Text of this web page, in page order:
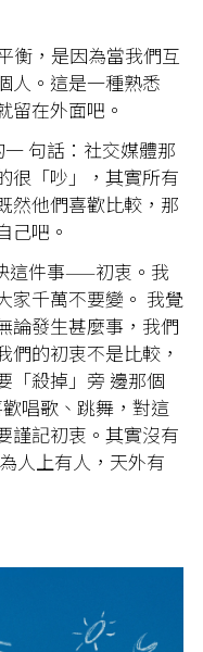
衡，是因為當我們互
人。這是一種熟悉
留在外面吧。
句話：社交媒體那
很「吵」，其實所有
然他們喜歡比較，那
己吧。
這件事——初衷。我
家千萬不要變。 我覺
論發生甚麼事，我們
們的初衷不是比較，
「殺掉」旁 邊那個
唱歌、跳舞，對這
謹記初衷。其實沒有
人上有人，天外有